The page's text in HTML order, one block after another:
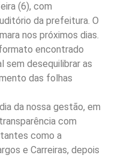
(6), com
da prefeitura. O
nos próximos dias.
encontrado
sem desequilibrar as
das folhas
da nossa gestão, em
com
como a
e Carreiras, depois